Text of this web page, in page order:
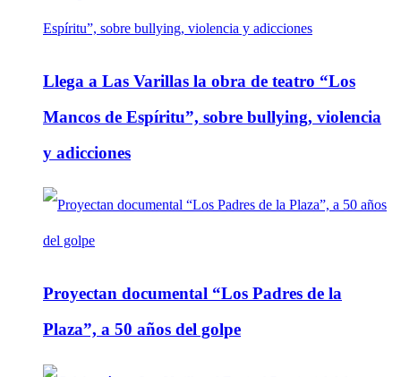
Llega a Las Varillas la obra de teatro “Los
Mancos de Espíritu”, sobre bullying, violencia
y adicciones
Proyectan documental “Los Padres de la
Plaza”, a 50 años del golpe